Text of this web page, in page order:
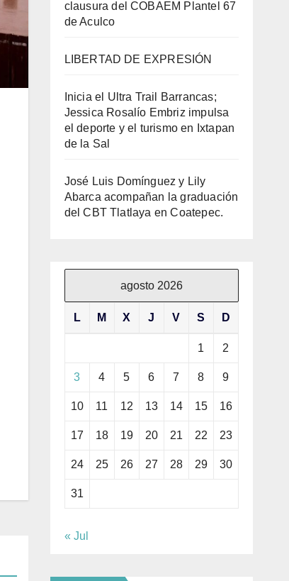
clausura del COBAEM Plantel 67
de Aculco
LIBERTAD DE EXPRESIÓN
Inicia el Ultra Trail Barrancas;
Jessica Rosalío Embriz impulsa
el deporte y el turismo en Ixtapan
de la Sal
José Luis Domínguez y Lily
Abarca acompañan la graduación
del CBT Tlatlaya en Coatepec.
agosto 2026
L M X J V S D
1 2
3 4 5 6 7 8 9
10 11 12 13 14 15 16
17 18 19 20 21 22 23
24 25 26 27 28 29 30
31
« Jul